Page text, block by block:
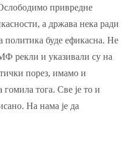
привредне
а држава нека ради
политика буде ефикасна. Не
рекли и указивали су на
порез, имамо и
тога. Све је то и
На нама је да